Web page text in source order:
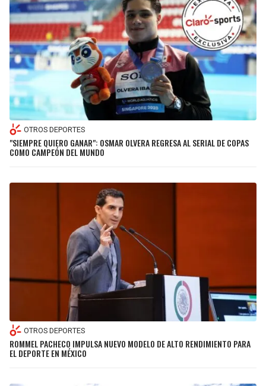
OTROS DEPORTES
"SIEMPRE QUIERO GANAR": OSMAR OLVERA REGRESA AL SERIAL DE COPAS
COMO CAMPEÓN DEL MUNDO
OTROS DEPORTES
ROMMEL PACHECO IMPULSA NUEVO MODELO DE ALTO RENDIMIENTO PARA
EL DEPORTE EN MÉXICO